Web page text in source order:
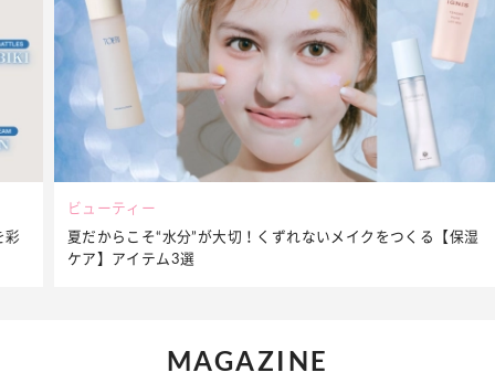
ビューティー
夏だからこそ“水分”が大切！くずれないメイクをつくる【保湿
ケア】アイテム3選
MAGAZINE